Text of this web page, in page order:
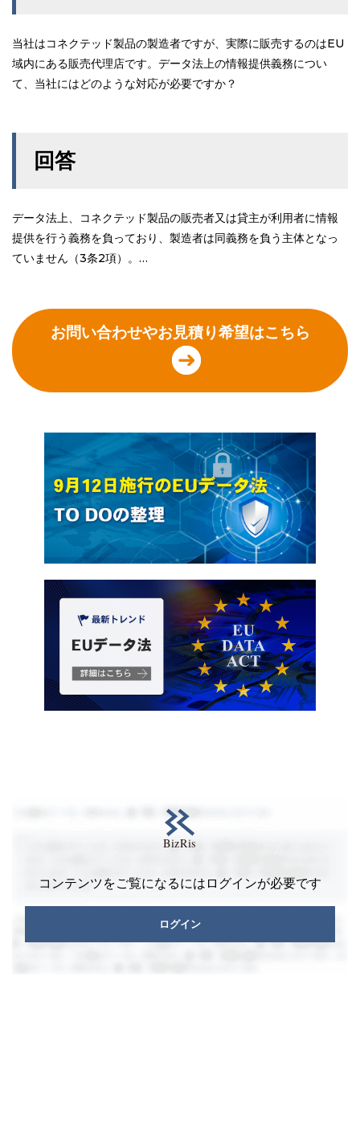
当社はコネクテッド製品の製造者ですが、実際に販売するのはEU
域内にある販売代理店です。データ法上の情報提供義務につい
て、当社にはどのような対応が必要ですか？
回答
データ法上、コネクテッド製品の販売者又は貸主が利用者に情報
提供を行う義務を負っており、製造者は同義務を負う主体となっ
ていません（3条2項）。…
お問い合わせやお見積り希望はこちら
コンテンツをご覧になるにはログインが必要です
ログイン